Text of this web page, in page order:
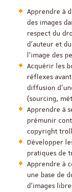
Apprendre à
des images
respect du
d’auteur et
l’image des
Acquérir les
réflexes
diffusion
(sourcing,
Apprendre à
prémunir
copyright
Développer
pratiques de
Apprendre à
une base de
d’images